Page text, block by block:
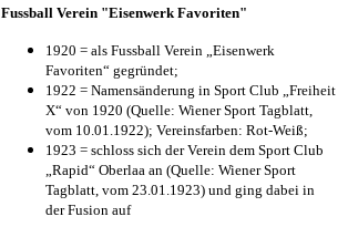
Fussball Verein "Eisenwerk Favoriten"
1920 = als Fussball Verein „Eisenwerk
Favoriten“ gegründet;
1922 = Namensänderung in Sport Club „Freiheit
X“ von 1920 (Quelle: Wiener Sport Tagblatt,
vom 10.01.1922); Vereinsfarben: Rot-Weiß;
1923 = schloss sich der Verein dem Sport Club
„Rapid“ Oberlaa an (Quelle: Wiener Sport
Tagblatt, vom 23.01.1923) und ging dabei in
der Fusion auf